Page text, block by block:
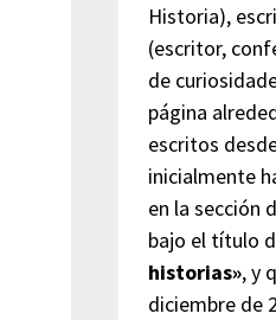
Historia),
(escritor,
de
página
escritos
inicialmente
en la sección
bajo el título
historias», y
diciembre de